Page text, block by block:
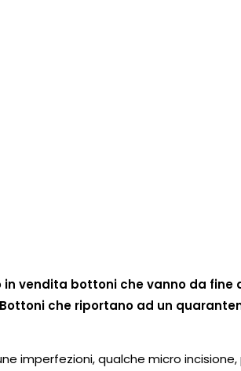
vendita bottoni che vanno da fine
che riportano ad un
imperfezioni, qualche micro